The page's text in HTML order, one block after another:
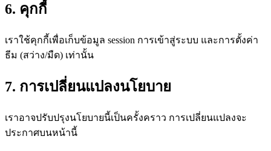
6. คุกกี้
เราใช้คุกกี้เพื่อเก็บข้อมูล session การเข้าสู่ระบบ และการตั้งค่า
ธีม (สว่าง/มืด) เท่านั้น
7. การเปลี่ยนแปลงนโยบาย
เราอาจปรับปรุงนโยบายนี้เป็นครั้งคราว การเปลี่ยนแปลงจะ
ประกาศบนหน้านี้